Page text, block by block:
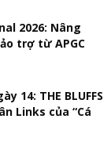
2026: Nâng
trợ từ APGC
14: THE BLUFFS
Links của “Cá